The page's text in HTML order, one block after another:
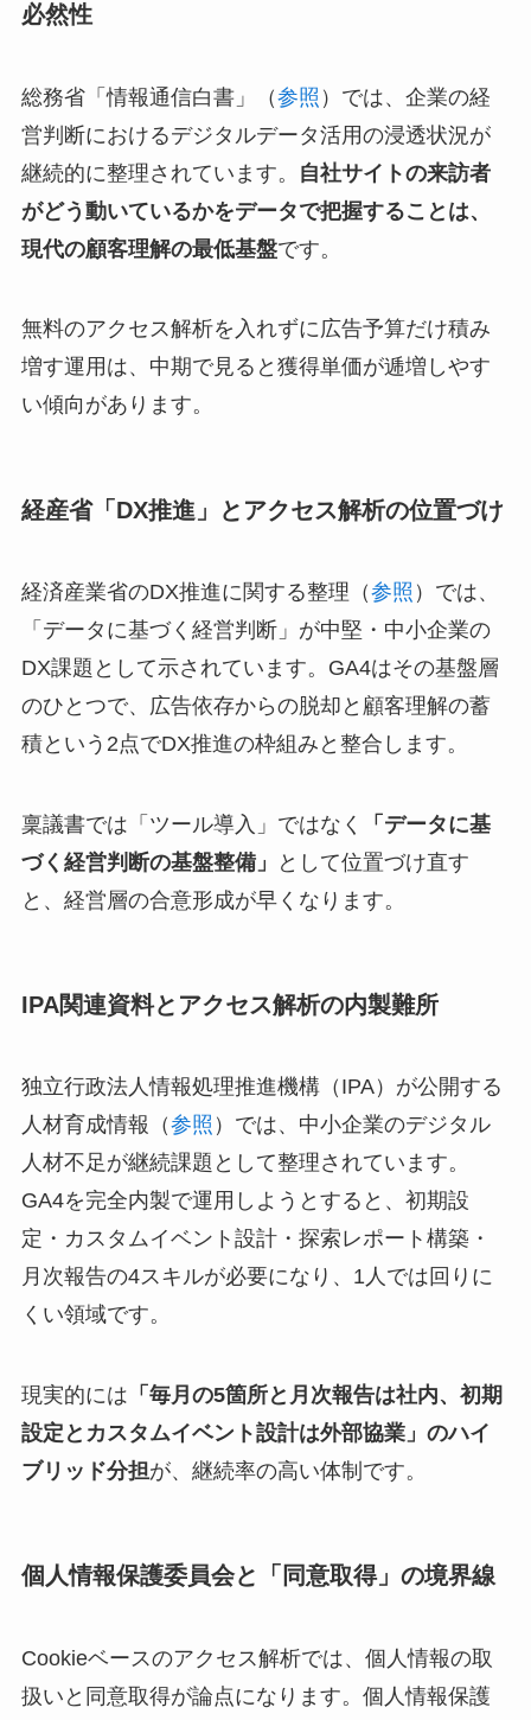
必然性
総務省「情報通信白書」（参照 ）では、企業の経
営判断におけるデジタルデータ活用の浸透状況が
継続的に整理されています。
自社サイトの来訪者
がどう動いているかをデータで把握することは、
現代の顧客理解の最低基盤です。
無料のアクセス解析を入れずに広告予算だけ積み
増す運用は、中期で見ると獲得単価が逓増しやす
い傾向があります。
経産省「DX推進」とアクセス解析の位置づけ
経済産業省のDX推進に関する整理（参照 ）では、
「データに基づく経営判断」が中堅・中小企業の
DX課題として示されています。GA4はその基盤層
のひとつで、広告依存からの脱却と顧客理解の蓄
積という2点でDX推進の枠組みと整合します。
稟議書では「ツール導入」ではなく
「データに基
づく経営判断の基盤整備」
として位置づけ直す
と、経営層の合意形成が早くなります。
IPA関連資料とアクセス解析の内製難所
独立行政法人情報処理推進機構（IPA）が公開する
人材育成情報（参照 ）では、中小企業のデジタル
人材不足が継続課題として整理されています。
GA4を完全内製で運用しようとすると、初期設
定・カスタムイベント設計・探索レポート構築・
月次報告の4スキルが必要になり、1人では回りに
くい領域です。
現実的には 「毎月の5箇所と月次報告は社内、初期
設定とカスタムイベント設計は外部協業」のハイ
ブリッド分担が、継続率の高い体制です。
個人情報保護委員会と「同意取得」の境界線
Cookieベースのアクセス解析では、個人情報の取
扱いと同意取得が論点になります。個人情報保護